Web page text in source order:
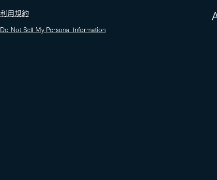
​利用規約
Do Not Sell My Personal Information